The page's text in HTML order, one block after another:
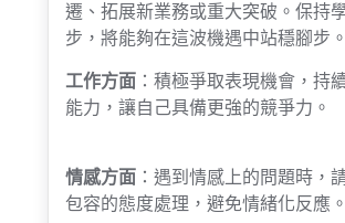
遷、拓展新業務或重大突破。保持
步，將能夠在這波機遇中站穩腳步。
工作方面 ：積極爭取表現機會，持
能力，讓自己具備更強的競爭力。
情感方面 ：遇到情感上的問題時，
包容的態度處理，避免情緒化反應。